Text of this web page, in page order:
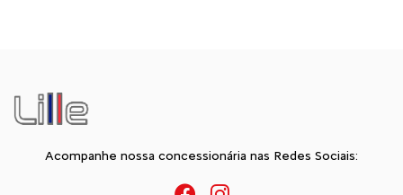
Acompanhe nossa concessionária nas Redes Sociais: